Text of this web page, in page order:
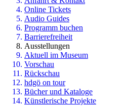
Online Tickets
Audio Guides
Programm buchen
Barrierefreiheit
Ausstellungen
Aktuell im Museum
Vorschau
Rückschau
hdgö on tour
Bücher und Kataloge
Künstlerische Projekte